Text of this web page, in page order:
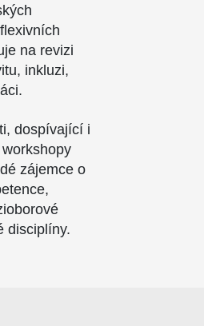
na revizi
inkluzi,
dospívající i
zájemce o
disciplíny.